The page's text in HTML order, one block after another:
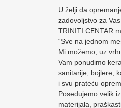
U želji da
zadovoljstvo za
TRINITI CENTAR
“Sve na jednom
Mi možemo, uz
Vam ponudimo
sanitarije, bojlere,
i svu prateću
Posedujemo velik
materijala,